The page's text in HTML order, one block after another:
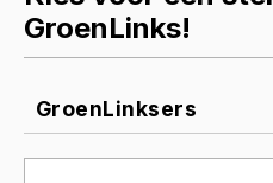
GroenLinks!
GroenLinksers